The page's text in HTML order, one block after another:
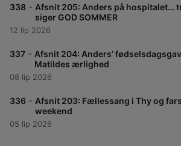
338 - Afsnit 205: Anders på hospitalet…
siger GOD SOMMER
12 lip 2026
337 - Afsnit 204: Anders’
Matildes ærlighed
08 lip 2026
336 - Afsnit 203: Fællessang i Thy og
weekend
05 lip 2026